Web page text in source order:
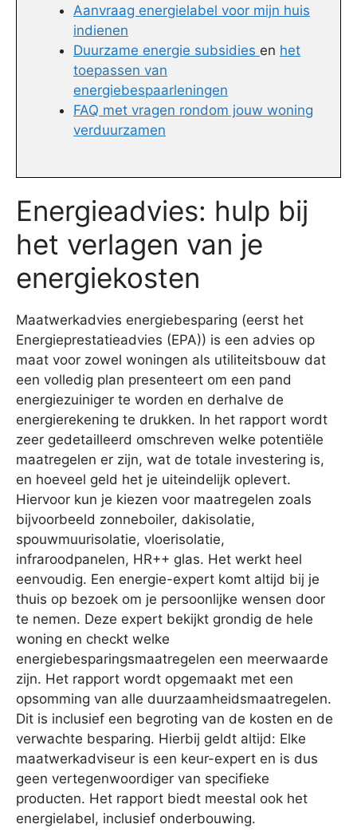
Aanvraag energielabel voor mijn huis
indienen
Duurzame energie subsidies en het
toepassen van
energiebespaarleningen
FAQ met vragen rondom jouw woning
verduurzamen
Energieadvies: hulp bij
het verlagen van je
energiekosten
Maatwerkadvies energiebesparing (eerst het
Energieprestatieadvies (EPA)) is een advies op
maat voor zowel woningen als utiliteitsbouw dat
een volledig plan presenteert om een pand
energiezuiniger te worden en derhalve de
energierekening te drukken. In het rapport wordt
zeer gedetailleerd omschreven welke potentiële
maatregelen er zijn, wat de totale investering is,
en hoeveel geld het je uiteindelijk oplevert.
Hiervoor kun je kiezen voor maatregelen zoals
bijvoorbeeld zonneboiler, dakisolatie,
spouwmuurisolatie, vloerisolatie,
infraroodpanelen, HR++ glas. Het werkt heel
eenvoudig. Een energie-expert komt altijd bij je
thuis op bezoek om je persoonlijke wensen door
te nemen. Deze expert bekijkt grondig de hele
woning en checkt welke
energiebesparingsmaatregelen een meerwaarde
zijn. Het rapport wordt opgemaakt met een
opsomming van alle duurzaamheidsmaatregelen.
Dit is inclusief een begroting van de kosten en de
verwachte besparing. Hierbij geldt altijd: Elke
maatwerkadviseur is een keur-expert en is dus
geen vertegenwoordiger van specifieke
producten. Het rapport biedt meestal ook het
energielabel, inclusief onderbouwing.